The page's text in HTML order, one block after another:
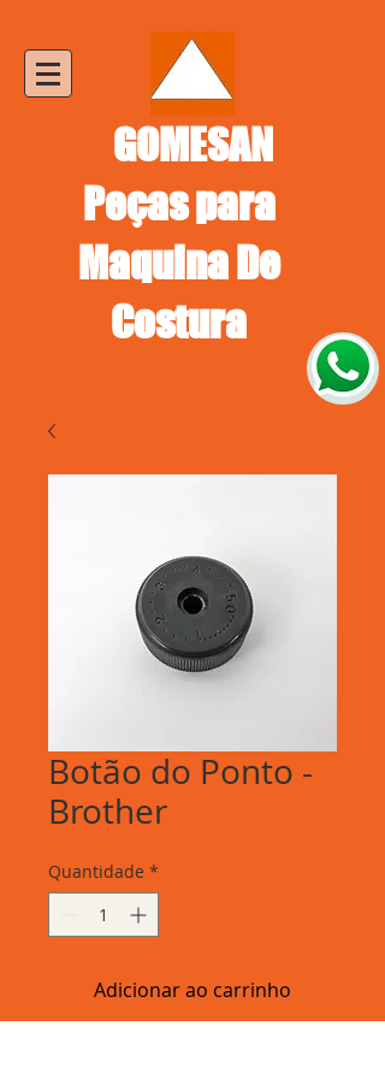
GOMESAN
Peças para
Maquina De
Costura
Botão do Ponto -
Brother
Quantidade *
Adicionar ao carrinho